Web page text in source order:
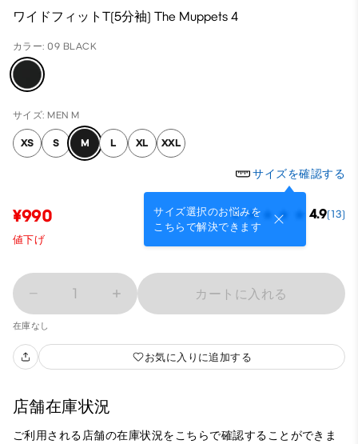
ワイドフィットT(5分袖) The Muppets 4
カラー: 09 BLACK
サイズ: MEN M
XS S M L XL XXL
サイズを確認する
サイズ選択のお悩みを
こちらで解決できます
¥990 4.9(13)
値下げ
1 カートに入れる
在庫なし
お気に入りに追加する
店舗在庫状況
ご利用される店舗の在庫状況をこちらで確認することができま